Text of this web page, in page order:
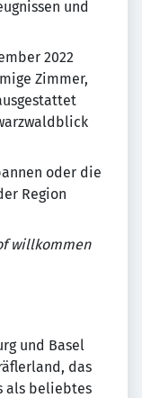
und
2022
Zimmer,
oder die
Region
willkommen
und Basel
das
als beliebtes